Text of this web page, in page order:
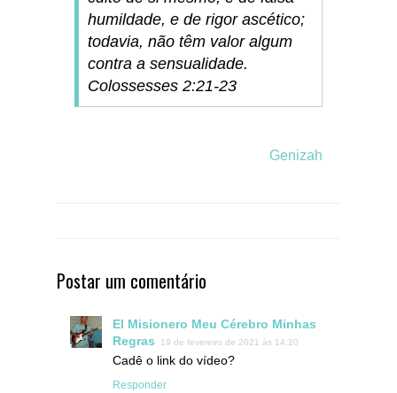
humildade, e de rigor ascético;
todavia, não têm valor algum
contra a sensualidade.
Colossesses 2:21-23
Genizah
Postar um comentário
El Misionero Meu Cérebro Minhas
Regras
19 de fevereiro de 2021 às 14:20
Cadê o link do vídeo?
Responder